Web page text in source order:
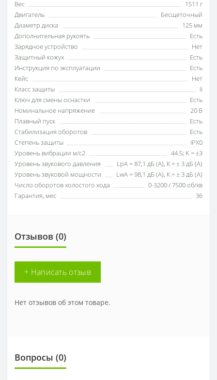
Вес
1511 г
Двигатель
Бесщеточный
Диаметр диска
125 мм
Дополнительная рукоять
Есть
Зарядное устройство
Нет
Защитный кожух
Есть
Инструкция по эксплуатации
Есть
Кейс
Нет
Класс защиты
II
Ключ для смены оснастки
Есть
Номинальное напряжение
20 В
Плавный пуск
Есть
Стабилизация оборотов
Есть
Степень защиты
IPX0
Уровень вибрации м/с2
44.5; K = ±3
Уровень звукового давления
LpA = 87,1 дБ (А), К = ± 3 дБ (А)
Уровень звуковой мощности
LwA = 98,1 дБ (А), К = ± 3 дБ (А)
Число оборотов холостого хода
0-3200 / 7500 об/хв
Гарантия, мес
36
Отзывов (0)
+ Написать отзыв
Нет отзывов об этом товаре.
Вопросы (0)